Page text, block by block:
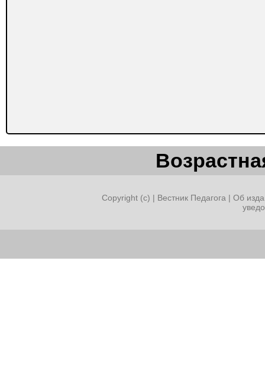
Copyright (c) | Вестник Педагога | Об